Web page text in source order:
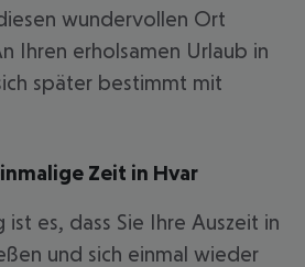
wundervollen Ort
Ihren erholsamen Urlaub in
später bestimmt mit
Zeit in Hvar
ist es, dass Sie Ihre Auszeit in
und sich einmal wieder